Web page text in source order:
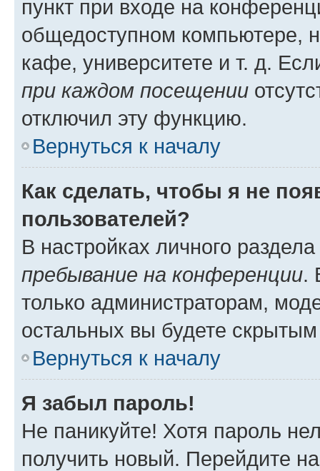
пункт при входе на
общедоступном компьютере,
кафе, университете и т. д.
при каждом посещении
отключил эту функцию.
Вернуться к началу
Как сделать, чтобы я не
пользователей?
В настройках личного
пребывание на конференции.
только администраторам,
остальных вы будете
Вернуться к началу
Я забыл пароль!
Не паникуйте! Хотя пароль
получить новый. Перейдите